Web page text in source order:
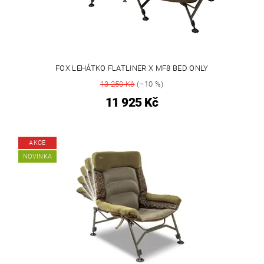
FOX LEHÁTKO FLATLINER X MF8 BED ONLY
13 250 Kč(–10 %)
11 925 Kč
AKCE
NOVINKA